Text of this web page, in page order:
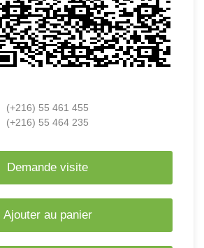
(+216) 55 461 455
(+216) 55 464 235
Demande visite
Ajouter au panier